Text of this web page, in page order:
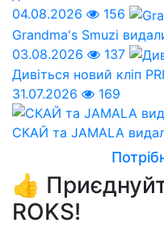
04.08.2026
156
Grandma's Smuzi
03.08.2026
137
Дивіться новий кліп
31.07.2026
169
СКАЙ та JAMALA
👍
ROKS!